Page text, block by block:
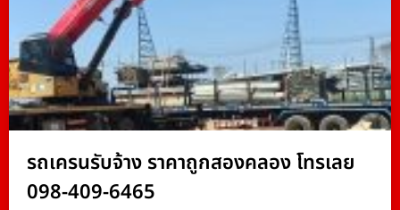
รถเครนรับจ้าง ราคาถูกสองคลอง โทรเลย
098-409-6465